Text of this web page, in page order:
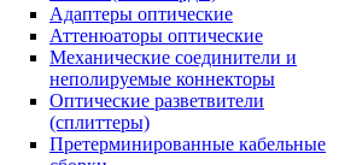
Адаптеры оптические
Аттенюаторы оптические
Механические соединители и
неполируемые коннекторы
Оптические разветвители
(сплиттеры)
Претерминированные кабельные